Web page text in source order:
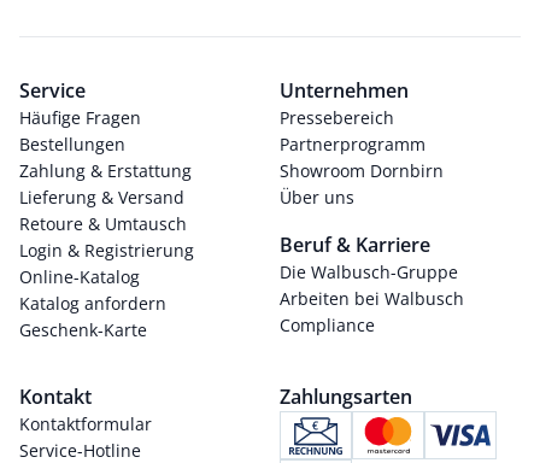
Service
Häufige Fragen
Bestellungen
Zahlung & Erstattung
Lieferung & Versand
Retoure & Umtausch
Login & Registrierung
Online-Katalog
Katalog anfordern
Geschenk-Karte
Unternehmen
Pressebereich
Partnerprogramm
Showroom Dornbirn
Über uns
Beruf & Karriere
Die Walbusch-Gruppe
Arbeiten bei Walbusch
Compliance
Kontakt
Kontaktformular
Service-Hotline
Zahlungsarten